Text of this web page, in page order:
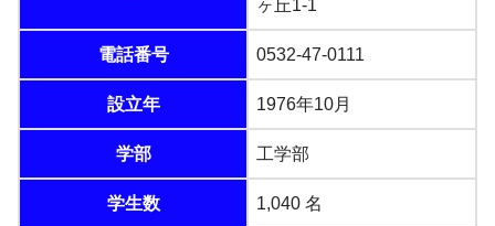
ヶ丘1-1
電話番号 0532-47-0111
設立年 1976年10月
学部 工学部
学生数 1,040 名